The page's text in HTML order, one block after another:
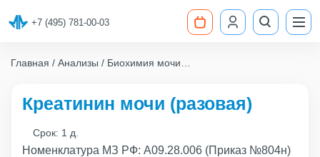
+7 (495) 781-00-03
Главная Анализы
Биохимия мочи
Креатинин мочи (разовая)
Срок: 1 д.
Номенклатура МЗ РФ: A09.28.006 (Приказ №804н)